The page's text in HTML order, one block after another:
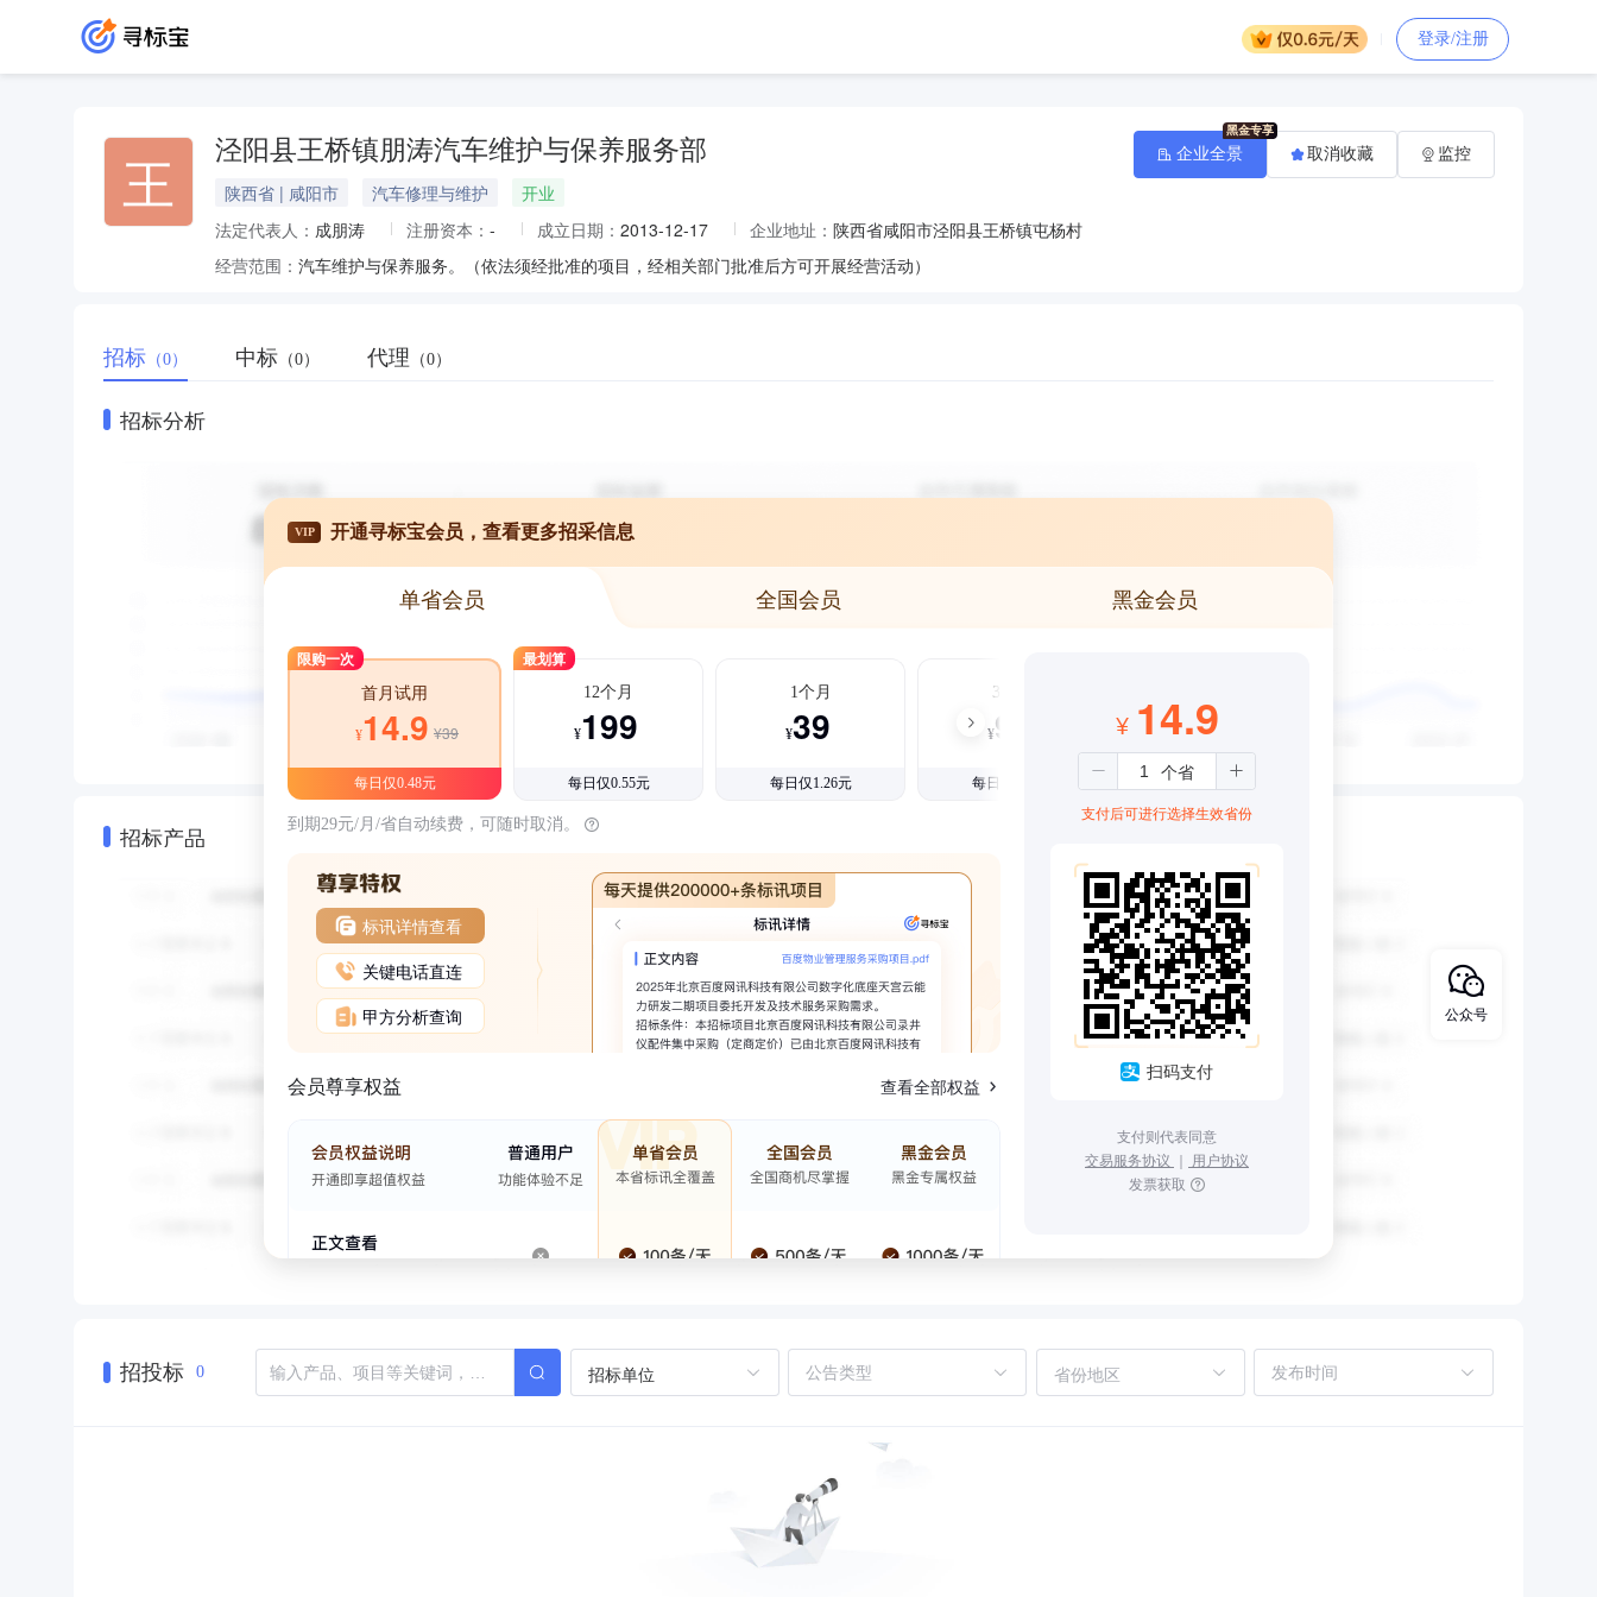
登录/注册
王 泾阳县王桥镇朋涛汽车维护与保养服务部
陕西省 | 咸阳市 汽车修理与维护
开业
法定代表人： 成朋涛 注册资本： - 成立日期： 2013-12-17 企业地址： 陕西省咸阳市泾阳县王桥镇屯杨村
经营范围： 汽车维护与保养服务。（依法须经批准的项目，经相关部门批准后方可开展经营活动）
企业全景 取消收藏 监控
招标 （0） 中标 （0） 代理 （0）
招标分析
招标产品
VIP 开通寻标宝会员，查看更多招采信息
单省会员 全国会员 黑金会员
限购一次
首月试用
¥14.9 ¥39
每日仅0.48元
最划算
12个月
¥199
每日仅0.55元
1个月
¥39
每日仅1.26元
3个月
¥99
每日仅1.08元
到期29元/月/省自动续费，可随时取消。
标讯详情查看
关键电话直连
甲方分析查询
会员尊享权益 查看全部权益
¥ 14.9
支付后可进行选择生效省份
扫码支付
支付则代表同意
交易服务协议 ｜ 用户协议
发票获取
招投标 0 招标单位 省份地区
公众号